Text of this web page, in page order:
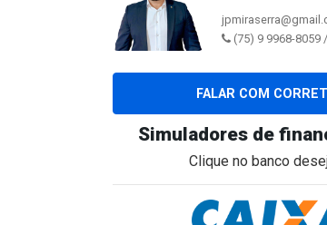
(75) 9 9968-8059
FALAR COM
Simuladores de
Clique no banco